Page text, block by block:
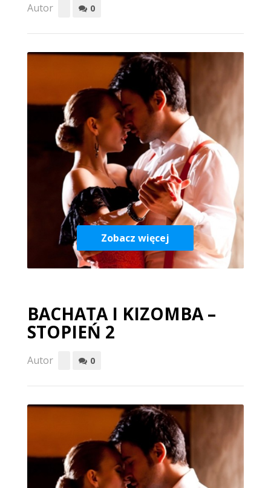
Autor 0
Zobacz więcej
BACHATA I KIZOMBA –
STOPIEŃ 2
Autor 0